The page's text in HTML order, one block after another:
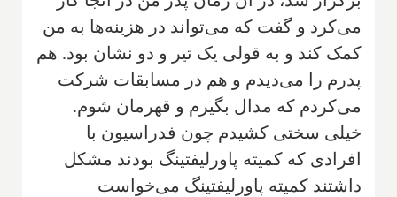
می‌کرد و گفت که می‌تواند در هزینه‌ها به من
کمک کند و به قولی یک‌ تیر و دو نشان بود. هم
پدرم را می‌دیدم و هم در مسا‌بقات شرکت
می‌کردم که مدال بگیرم و قهرمان شوم.
خیلی سختی کشیدم چون فدراسیون با
افرادی که کمیته پاورلیفتینگ بودند مشکل
داشتند کمیته پاور‌لیفتینگ می‌خواست